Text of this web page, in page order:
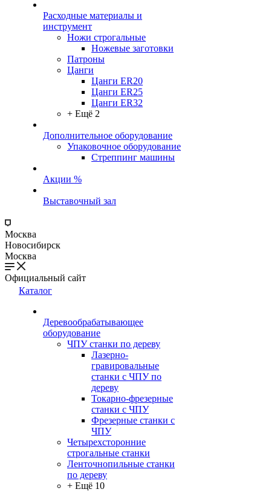
Расходные материалы и
инструмент
Ножи строгальные
Ножевые заготовки
Патроны
Цанги
Цанги ER20
Цанги ER25
Цанги ER32
+ Ещё 2
Дополнительное оборудование
Упаковочное оборудование
Стреппинг машины
Акции %
Выставочный зал
Москва
Новосибирск
Москва
Официальный сайт
Каталог
Деревообрабатывающее
оборудование
ЧПУ станки по дереву
Лазерно-
гравировальные
станки с ЧПУ по
дереву
Токарно-фрезерные
станки с ЧПУ
Фрезерные станки с
ЧПУ
Четырехсторонние
строгальные станки
Ленточнопильные станки
по дереву
+ Ещё 10